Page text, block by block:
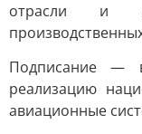
отрасли и
Подписание —
реализацию
авиационные